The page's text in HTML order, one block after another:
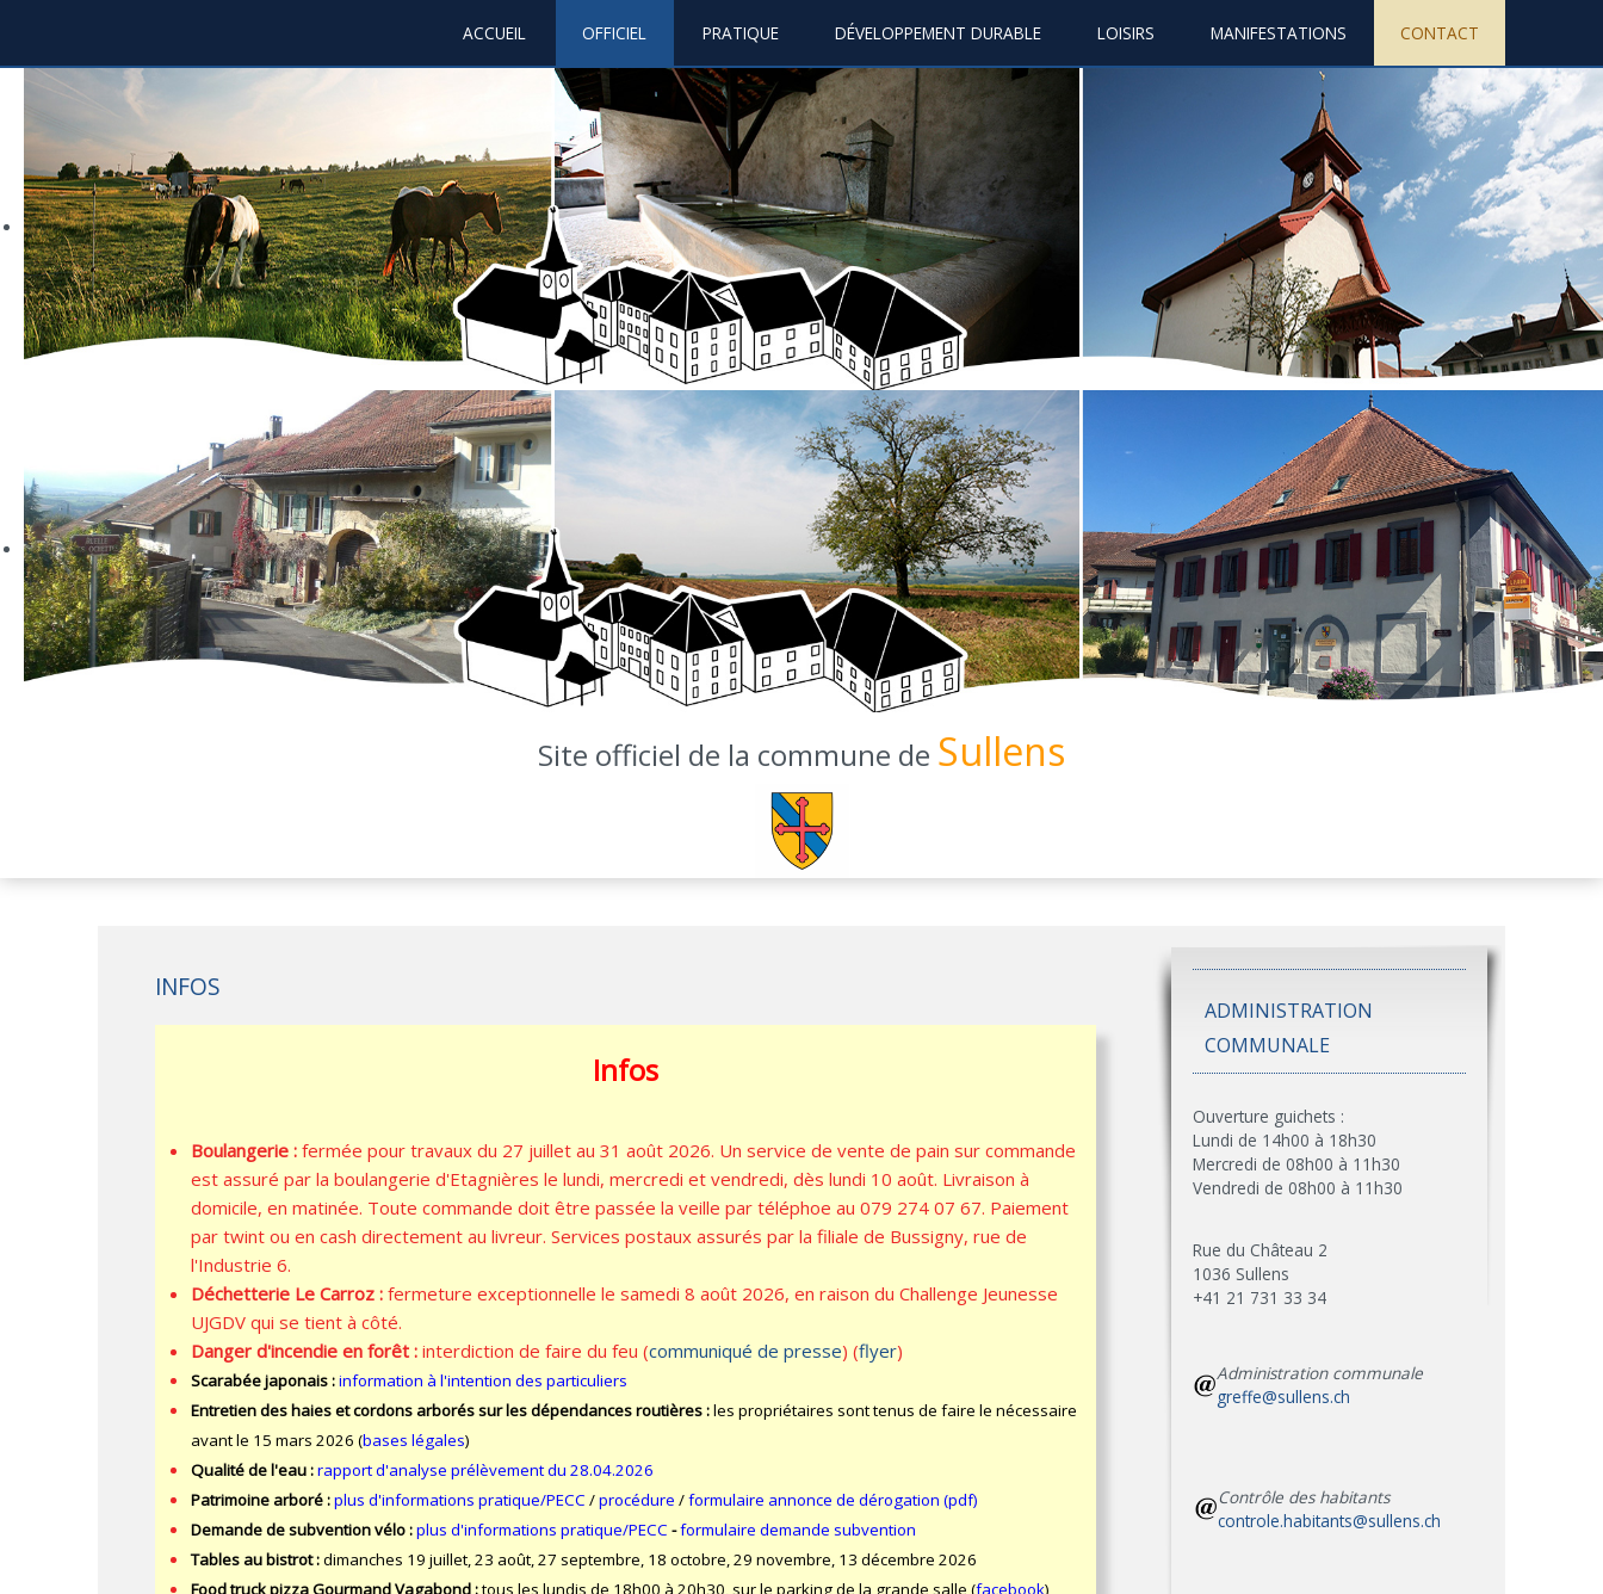
CONTACT
ACCUEIL OFFICIEL PRATIQUE DÉVELOPPEMENT DURABLE LOISIRS MANIFESTATIONS
Site officiel de la commune de Sullens
INFOS
Infos
Boulangerie : fermée pour travaux du 27 juillet au 31 août 2026. Un service de vente de pain sur commande
est assuré par la boulangerie d'Etagnières le lundi, mercredi et vendredi, dès lundi 10 août. Livraison à
domicile, en matinée. Toute commande doit être passée la veille par téléphoe au 079 274 07 67. Paiement
par twint ou en cash directement au livreur. Services postaux assurés par la filiale de Bussigny, rue de
l'Industrie 6.
Déchetterie Le Carroz : fermeture exceptionnelle le samedi 8 août 2026, en raison du Challenge Jeunesse
UJGDV qui se tient à côté.
Danger d'incendie en forêt : interdiction de faire du feu (communiqué de presse) (flyer)
Scarabée japonais :information à l'intention des particuliers
Entretien des haies et cordons arborés sur les dépendances routières :les propriétaires sont tenus de faire le nécessaire
avant le 15 mars 2026 (bases légales)
Qualité de l'eau :rapport d'analyse prélèvement du 28.04.2026
Patrimoine arboré :plus d'informations pratique/PECC /procédure /formulaire annonce de dérogation (pdf)
Demande de subvention vélo :plus d'informations pratique/PECC -formulaire demande subvention
Tables au bistrot :dimanches 19 juillet, 23 août, 27 septembre, 18 octobre, 29 novembre, 13 décembre 2026
Food truck pizza Gourmand Vagabond :tous les lundis de 18h00 à 20h30, sur le parking de la grande salle (facebook)
ADMINISTRATION
COMMUNALE
Ouverture guichets :
Lundi de 14h00 à 18h30
Mercredi de 08h00 à 11h30
Vendredi de 08h00 à 11h30
Rue du Château 2
1036 Sullens
+41 21 731 33 34
Administration communale
greffe@sullens.ch
Contrôle des habitants
controle.habitants@sullens.ch